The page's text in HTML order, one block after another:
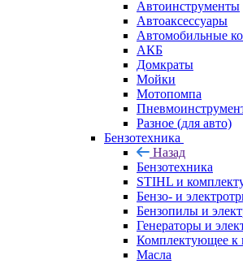
Автоинструменты
Автоаксессуары
Автомобильные
АКБ
Домкраты
Мойки
Мотопомпа
Разное (для авто)
Бензотехника
Назад
Бензотехника
STIHL и
Бензо- и
Бензопилы и
Генераторы и
Комплектующее к
Масла